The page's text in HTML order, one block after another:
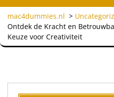
mac4dummies.nl >
Ontdek de Kracht en
Keuze voor Creativiteit